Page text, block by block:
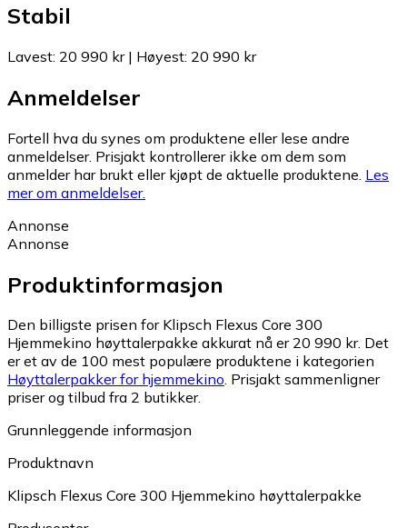
Stabil
Lavest: 20 990 kr| Høyest: 20 990 kr
Anmeldelser
Fortell hva du synes om produktene eller lese andre
anmeldelser. Prisjakt kontrollerer ikke om dem som
anmelder har brukt eller kjøpt de aktuelle produktene. Les
mer om anmeldelser.
Annonse
Annonse
Produktinformasjon
Den billigste prisen for Klipsch Flexus Core 300
Hjemmekino høyttalerpakke akkurat nå er 20 990 kr. Det
er et av de 100 mest populære produktene i kategorien
Høyttalerpakker for hjemmekino. Prisjakt sammenligner
priser og tilbud fra 2 butikker.
Grunnleggende informasjon
Produktnavn
Klipsch Flexus Core 300 Hjemmekino høyttalerpakke